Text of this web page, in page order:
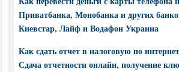
Приватбанка, Монобанка и других
Киевстар, Лайф и Водафон Украина
Как сдать отчет в налоговую по
Сдача отчетности онлайн, получение